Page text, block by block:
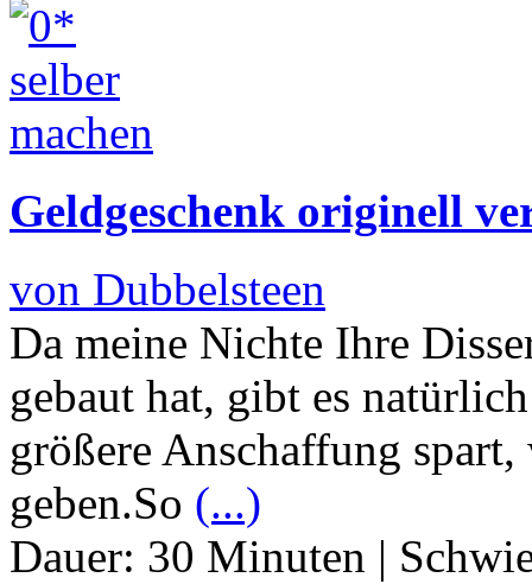
Geldgeschenk originell
von Dubbelsteen
Da meine Nichte Ihre
gebaut hat, gibt es
größere Anschaffung
geben.So (...)
Dauer: 30 Minuten |